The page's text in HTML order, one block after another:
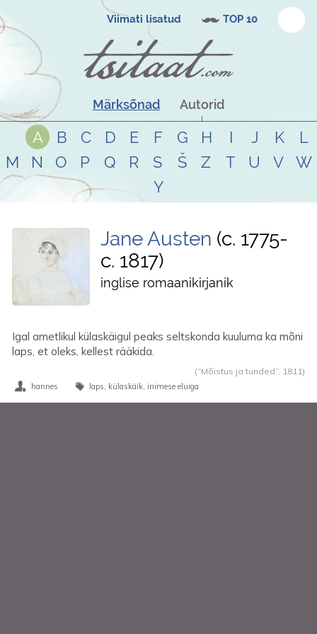
Viimati lisatud TOP 10
Märksõnad Autorid
A B C D E F G H I J K
L
M
N O P Q R S Š Z T U V
W
Y
Jane Austen c. 1775-
c. 1817
inglise romaanikirjanik
Igal ametlikul külaskäigul peaks seltskonda kuuluma ka mõni
laps, et oleks, kellest rääkida.
(“Mõistus ja tunded”, 1811 )
hannes laps külaskäik inimese eluiga